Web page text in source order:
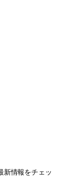
新情報をチェッ